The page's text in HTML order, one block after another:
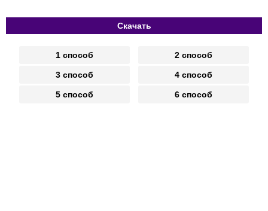
Скачать
1 способ 2 способ
3 способ 4 способ
5 способ 6 способ